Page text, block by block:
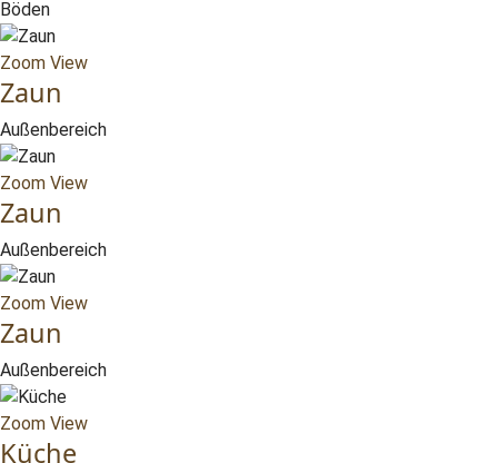
Böden
Zoom View
Zaun
Außenbereich
Zoom View
Zaun
Außenbereich
Zoom View
Zaun
Außenbereich
Zoom View
Küche